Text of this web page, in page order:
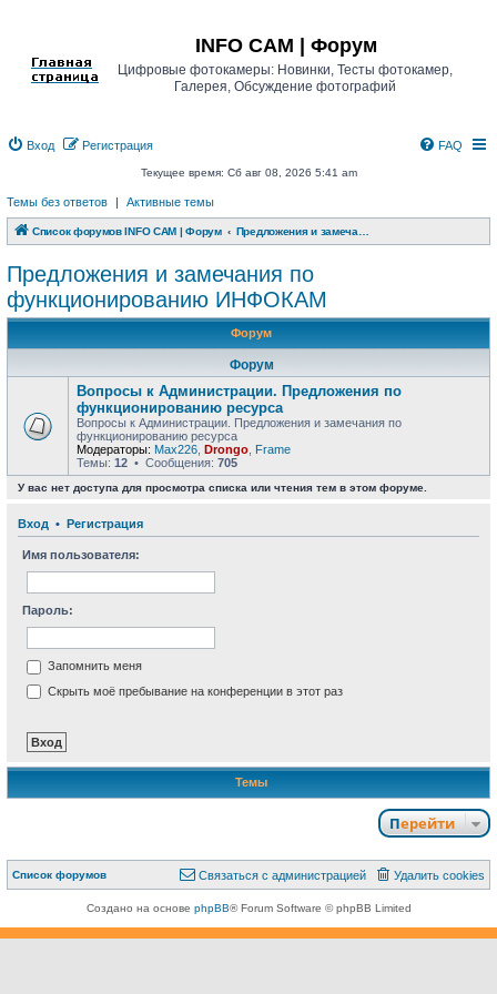
INFO CAM | Форум
Цифровые фотокамеры: Новинки, Тесты фотокамер,
Галерея, Обсуждение фотографий
Вход Регистрация FAQ
Текущее время: Сб авг 08, 2026 5:41 am
Темы без ответов | Активные темы
Список форумов INFO CAM | Форум
Предложения и замечания по
функционированию ИНФОКАМ
Форум
Форум
Вопросы к Администрации. Предложения по
функционированию ресурса
Вопросы к Администрации. Предложения и замечания по
функционированию ресурса
Модераторы: Max226 Drongo Frame
Темы: 12 • Сообщения: 705
У вас нет доступа для просмотра списка или чтения тем в этом форуме.
Вход • Регистрация
Имя пользователя:
Пароль:
Запомнить меня
Скрыть моё пребывание на конференции в этот раз
Темы
Перейти
Список форумов Удалить cookies
Связаться с
Связаться с администрацией
Создано на основе phpBB® Forum Software © phpBB Limited